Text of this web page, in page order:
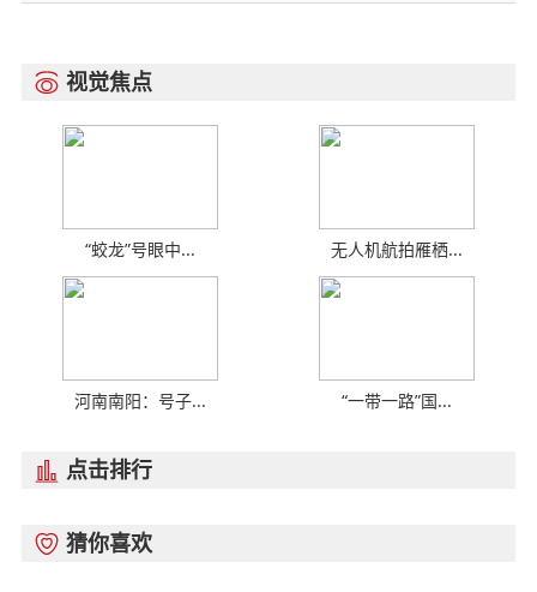
 视觉焦点
“蛟龙”号眼中... 无人机航拍雁栖...
河南南阳：号子... “一带一路”国...
 点击排行
 猜你喜欢